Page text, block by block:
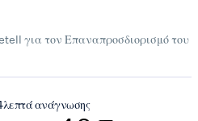
λεπτά ανάγνωσης